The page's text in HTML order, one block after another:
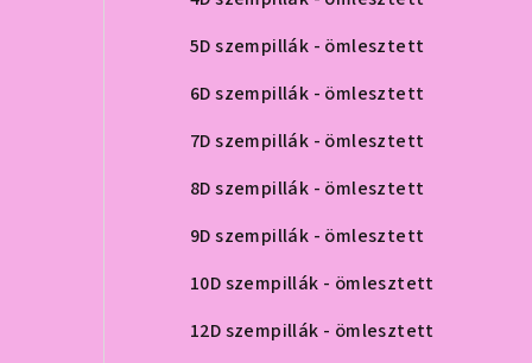
5D szempillák - ömlesztett
6D szempillák - ömlesztett
7D szempillák - ömlesztett
8D szempillák - ömlesztett
9D szempillák - ömlesztett
10D szempillák - ömlesztett
12D szempillák - ömlesztett